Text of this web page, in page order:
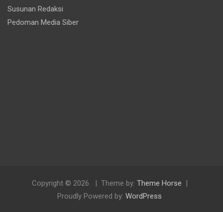
Susunan Redaksi
Pedoman Media Siber
Copyright © 2026 Theme by: Theme Horse
Proudly Powered by: WordPress